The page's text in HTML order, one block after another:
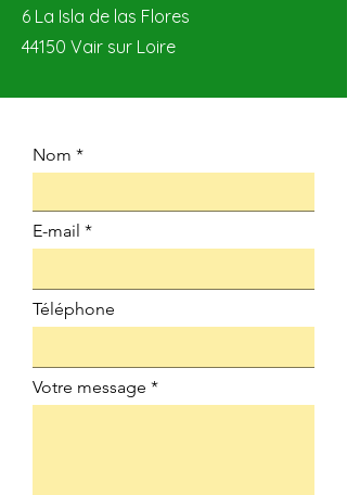
6 La Isla de las Flores
44150 Vair sur Loire
Nom
E-mail
Téléphone
Votre message